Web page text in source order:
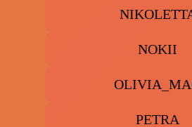
NOKII
PETRA